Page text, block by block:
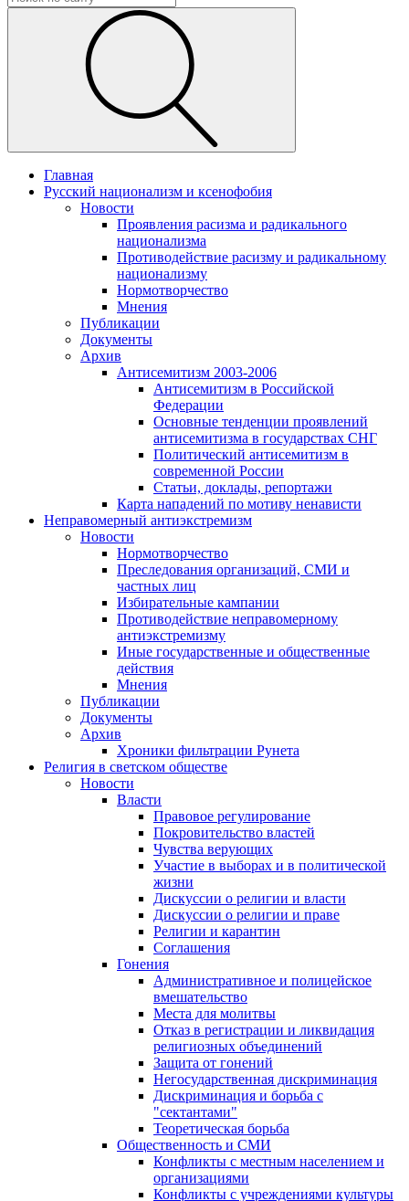
Главная
Русский национализм и ксенофобия
Новости
Проявления расизма и радикального
национализма
Противодействие расизму и радикальному
национализму
Нормотворчество
Мнения
Публикации
Документы
Архив
Антисемитизм 2003-2006
Антисемитизм в Российской
Федерации
Основные тенденции проявлений
антисемитизма в государствах СНГ
Политический антисемитизм в
современной России
Статьи, доклады, репортажи
Карта нападений по мотиву ненависти
Неправомерный антиэкстремизм
Новости
Нормотворчество
Преследования организаций, СМИ и
частных лиц
Избирательные кампании
Противодействие неправомерному
антиэкстремизму
Иные государственные и общественные
действия
Мнения
Публикации
Документы
Архив
Хроники фильтрации Рунета
Религия в светском обществе
Новости
Власти
Правовое регулирование
Покровительство властей
Чувства верующих
Участие в выборах и в политической
жизни
Дискуссии о религии и власти
Дискуссии о религии и праве
Религии и карантин
Соглашения
Гонения
Административное и полицейское
вмешательство
Места для молитвы
Отказ в регистрации и ликвидация
религиозных объединений
Защита от гонений
Негосударственная дискриминация
Дискриминация и борьба с
"сектантами"
Теоретическая борьба
Общественность и СМИ
Конфликты с местным населением и
организациями
Конфликты с учреждениями культуры